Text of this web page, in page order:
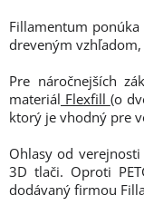
Fillamentum
dreveným
Pre náročnejších
materiál Flexfill (o
ktorý je vhodný pre
Ohlasy od
3D tlači. Oproti
dodávaný firmou